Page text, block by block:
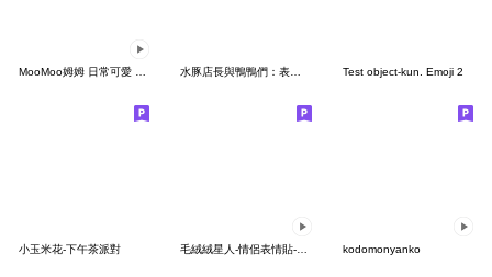
MooMoo姆姆 日常可愛 動態表情貼 水豚店長與鴨鴨們：表情貼貼 Test object-kun. Emoji 2
小玉米花-下午茶派對 kodomonyanko